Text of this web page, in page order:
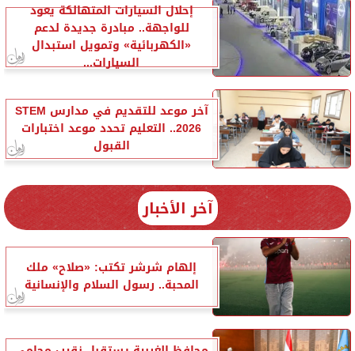
إحلال السيارات المتهالكة يعود
للواجهة.. مبادرة جديدة لدعم
«الكهربائية» وتمويل استبدال
السيارات...
آخر موعد للتقديم في مدارس STEM
2026.. التعليم تحدد موعد اختبارات
القبول
آخر الأخبار
إلهام شرشر تكتب: «صلاح» ملك
المحبة.. رسول السلام والإنسانية